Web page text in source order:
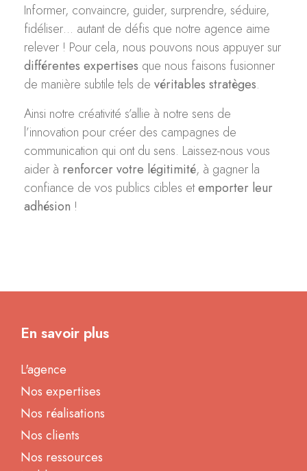
Informer, convaincre, guider, surprendre, séduire,
fidéliser… autant de défis que notre agence aime
relever ! Pour cela, nous pouvons nous appuyer sur
différentes expertises que nous faisons fusionner
de manière subtile tels de véritables stratèges.
Ainsi notre créativité s’allie à notre sens de
l’innovation pour créer des campagnes de
communication qui ont du sens. Laissez-nous vous
aider à renforcer votre légitimité, à gagner la
confiance de vos publics cibles etemporter leur
adhésion !
En savoir plus
L'agence
Nos expertises
Nos réalisations
Nos clients
Nos ressources